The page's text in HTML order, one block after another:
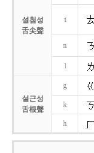
설첨성
舌尖聲
t
n
l
설근성
舌根聲
g
k
h